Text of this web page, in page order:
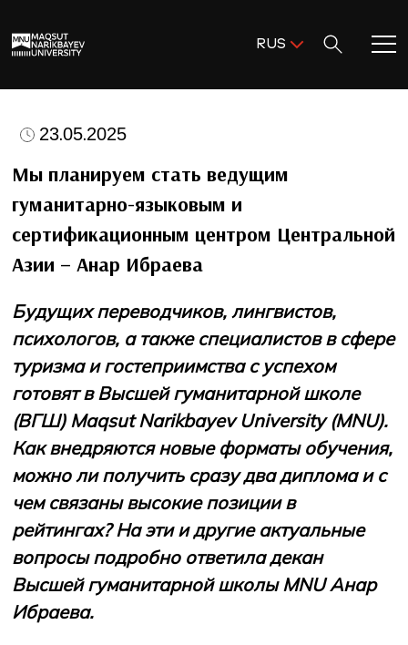
RUS
Добро пожаловать в MNU!
Академическая деятельность
Исследования и наука
Поступление и помощь
Жизнь в MNU
ENG KAZ RUS
23.05.2025
Мы планируем стать ведущим
гуманитарно-языковым и
сертификационным центром Центральной
Азии – Анар Ибраева
Будущих переводчиков, лингвистов,
психологов, а также специалистов в сфере
туризма и гостеприимства с успехом
готовят в Высшей гуманитарной школе
(ВГШ) Maqsut Narikbayev University (MNU).
Как внедряются новые форматы обучения,
можно ли получить сразу два диплома и с
чем связаны высокие позиции в
рейтингах? На эти и другие актуальные
вопросы подробно ответила декан
Высшей гуманитарной школы MNU Анар
Ибраева.